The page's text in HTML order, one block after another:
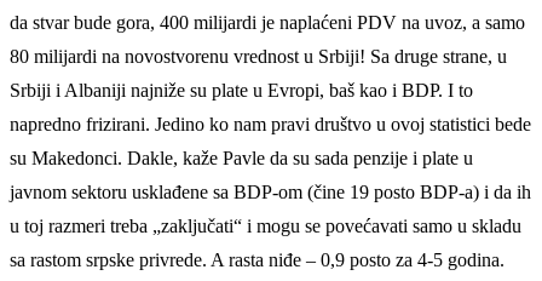
da stvar bude gora, 400 milijardi je naplaćeni PDV na uvoz, a samo
80 milijardi na novostvorenu vrednost u Srbiji! Sa druge strane, u
Srbiji i Albaniji najniže su plate u Evropi, baš kao i BDP. I to
napredno frizirani. Jedino ko nam pravi društvo u ovoj statistici bede
su Makedonci. Dakle, kaže Pavle da su sada penzije i plate u
javnom sektoru usklađene sa BDP-om (čine 19 posto BDP-a) i da ih
u toj razmeri treba „zaključati“ i mogu se povećavati samo u skladu
sa rastom srpske privrede. A rasta niđe – 0,9 posto za 4-5 godina.